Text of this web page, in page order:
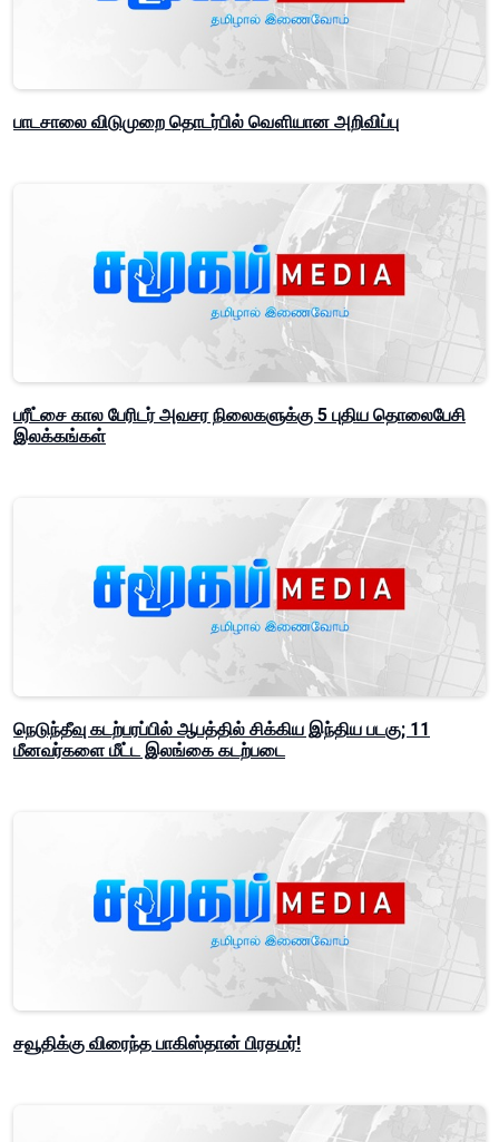
பாடசாலை விடுமுறை தொடர்பில் வௌியான அறிவிப்பு
பரீட்சை கால பேரிடர் அவசர நிலைகளுக்கு 5 புதிய தொலைபேசி
இலக்கங்கள்
நெடுந்தீவு கடற்பரப்பில் ஆபத்தில் சிக்கிய இந்திய படகு; 11
மீனவர்களை மீட்ட இலங்கை கடற்படை
சவூதிக்கு விரைந்த பாகிஸ்தான் பிரதமர்!